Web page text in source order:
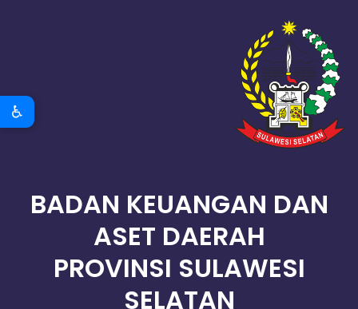
♿
BADAN KEUANGAN DAN
ASET DAERAH
PROVINSI SULAWESI
SELATAN